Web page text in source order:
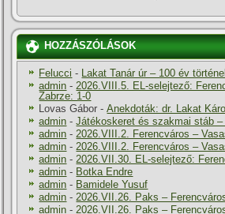
HOZZÁSZÓLÁSOK
Felucci - Lakat Tanár úr – 100 év
admin -2026.VIII.5. EL-selejtező:
Zabrze: 1-0
Lovas Gábor -Anekdoták: dr. Lakat
admin -Játékoskeret és szakmai stáb –
admin -2026.VIII.2. Ferencváros –
admin -2026.VIII.2. Ferencváros –
admin -2026.VII.30. EL-selejtező:
admin - Botka Endre
admin - Bamidele Yusuf
admin -2026.VII.26. Paks –
admin -2026.VII.26. Paks –